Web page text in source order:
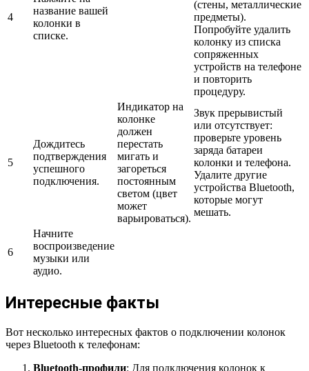
4
название вашей
колонки в
списке.
(стены, металлические
предметы).
Попробуйте удалить
колонку из списка
сопряженных
устройств на телефоне
и повторить
процедуру.
5
Дождитесь
подтверждения
успешного
подключения.
Индикатор на
колонке
должен
перестать
мигать и
загореться
постоянным
светом (цвет
может
варьироваться).
Звук прерывистый
или отсутствует:
проверьте уровень
заряда батареи
колонки и телефона.
Удалите другие
устройства Bluetooth,
которые могут
мешать.
6
Начните
воспроизведение
музыки или
аудио.
Интересные факты
Вот несколько интересных фактов о подключении колонок
через Bluetooth к телефонам:
Bluetooth-профили: Для подключения колонок к